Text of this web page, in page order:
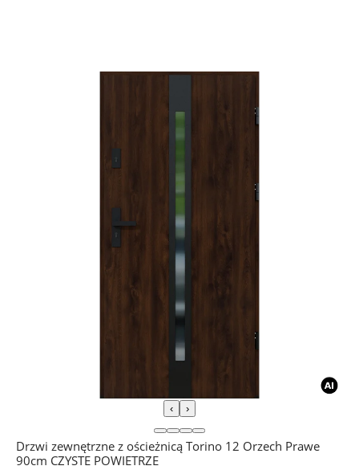
‹ ›
Drzwi zewnętrzne z ościeżnicą Torino 12 Orzech Prawe
90cm CZYSTE POWIETRZE